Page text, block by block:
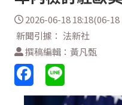
2026-06-18 18:18(06-18
新聞引據： 法新社
撰稿編輯：黃凡甄